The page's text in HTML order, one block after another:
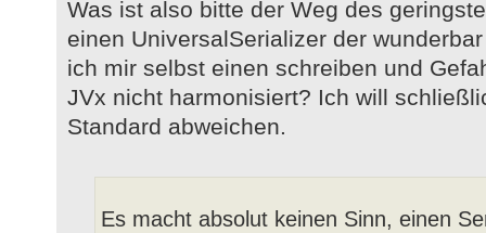
Was ist also bitte der Weg des
einen UniversalSerializer der
ich mir selbst einen schreiben und
JVx nicht harmonisiert? Ich will
Standard abweichen.
Es macht absolut keinen Sinn, einen